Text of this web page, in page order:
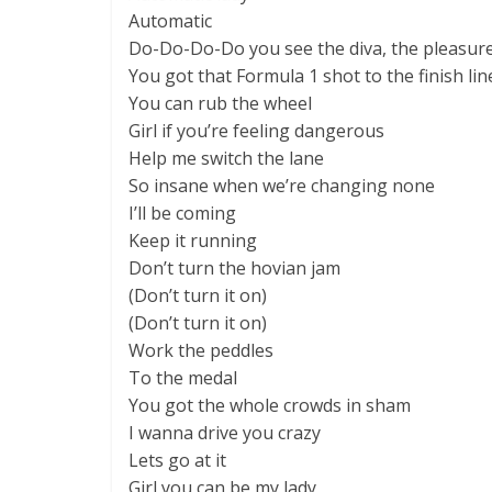
Automatic
Do-Do-Do-Do you see the diva, the
You got that Formula 1 shot to the finish
You can rub the wheel
Girl if you’re feeling dangerous
Help me switch the lane
So insane when we’re changing none
I’ll be coming
Keep it running
Don’t turn the hovian jam
(Don’t turn it on)
(Don’t turn it on)
Work the peddles
To the medal
You got the whole crowds in sham
I wanna drive you crazy
Lets go at it